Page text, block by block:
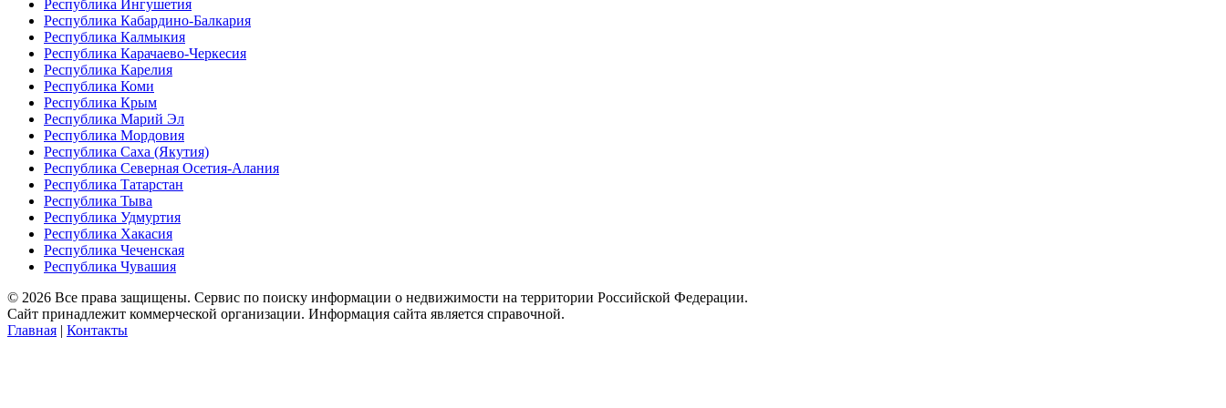
Республика Ингушетия
Республика Кабардино-Балкария
Республика Калмыкия
Республика Карачаево-Черкесия
Республика Карелия
Республика Коми
Республика Крым
Республика Марий Эл
Республика Мордовия
Республика Саха (Якутия)
Республика Северная Осетия-Алания
Республика Татарстан
Республика Тыва
Республика Удмуртия
Республика Хакасия
Республика Чеченская
Республика Чувашия
© 2026 Все права защищены. Cервис по поиску информации о недвижимости на территории Российской Федерации.
Сайт принадлежит коммерческой организации. Информация сайта является справочной.
Главная | Контакты